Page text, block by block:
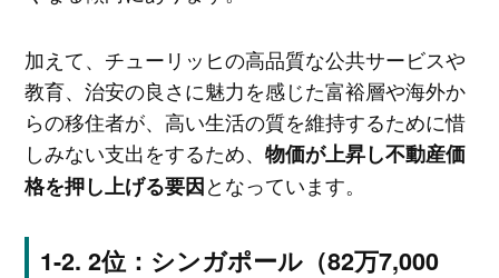
加えて、チューリッヒの高品質な公共サービスや
教育、治安の良さに魅力を感じた富裕層や海外か
らの移住者が、高い生活の質を維持するために惜
しみない支出をするため、 物価が上昇し不動産価
格を押し上げる要因となっています。
2位：シンガポール（82万7,000